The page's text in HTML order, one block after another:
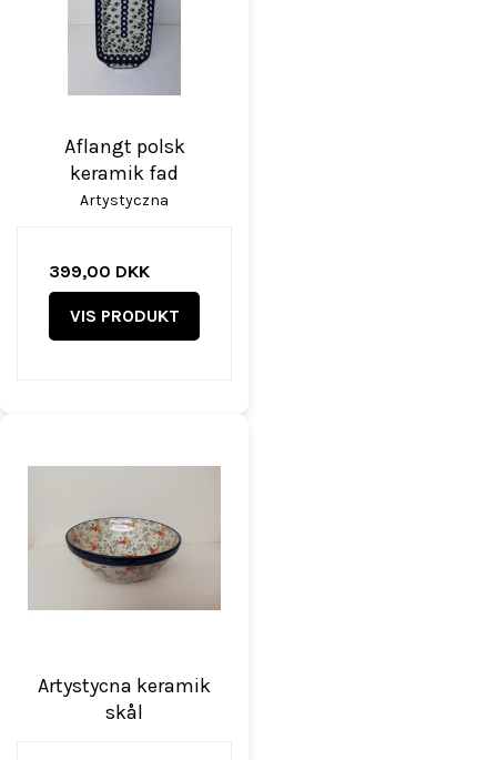
Aflangt polsk
keramik fad
Artystyczna
399,00 DKK
VIS PRODUKT
Artystycna keramik
skål